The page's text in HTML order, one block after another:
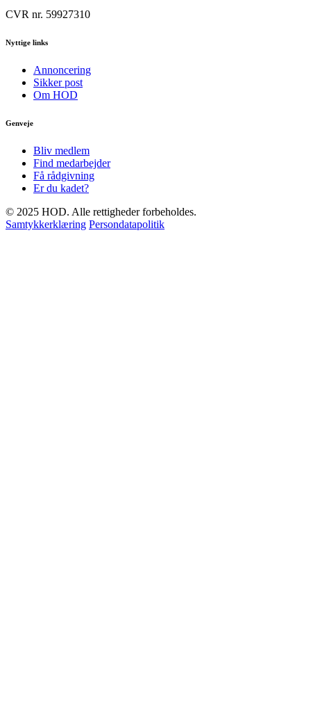
CVR nr. 59927310
Nyttige links
Annoncering
Sikker post
Om HOD
Genveje
Bliv medlem
Find medarbejder
Få rådgivning
Er du kadet?
© 2025 HOD. Alle rettigheder forbeholdes.
Samtykkerklæring Persondatapolitik